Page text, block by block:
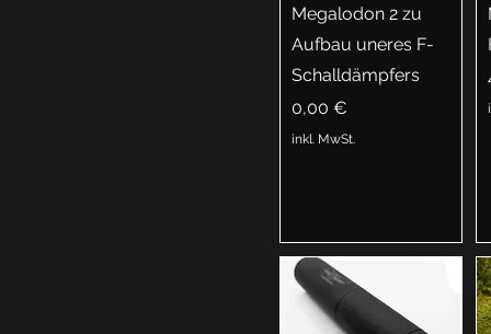
Megalodon 2 zu
Aufbau uneres F-
Schalldämpfers
Preis
0,00 €
inkl. MwSt.